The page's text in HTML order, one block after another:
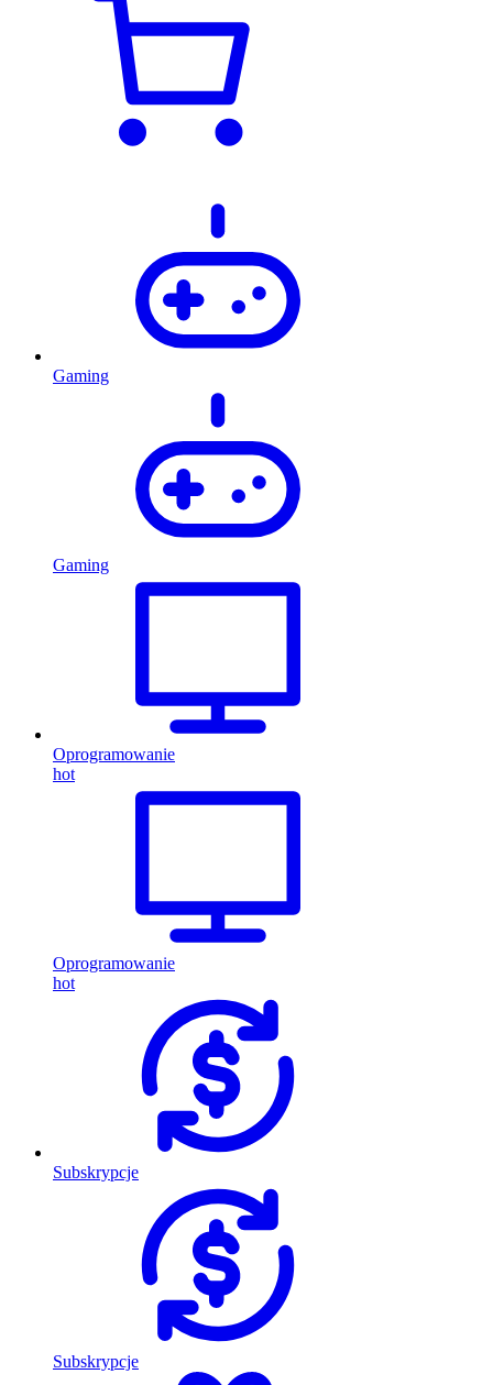
Gaming
Gaming
Oprogramowanie
hot
Oprogramowanie
hot
Subskrypcje
Subskrypcje